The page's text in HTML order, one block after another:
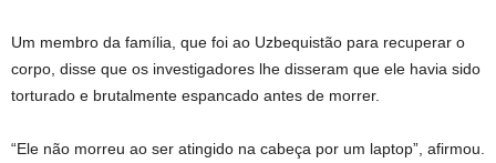
Um membro da família, que foi ao Uzbequistão para recuperar o
corpo, disse que os investigadores lhe disseram que ele havia sido
torturado e brutalmente espancado antes de morrer.
“Ele não morreu ao ser atingido na cabeça por um laptop”, afirmou.